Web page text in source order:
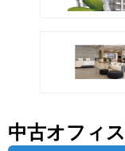
中古オフィ